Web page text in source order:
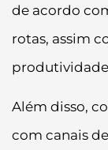
de acordo
rotas, assim
Além disso,
com canais